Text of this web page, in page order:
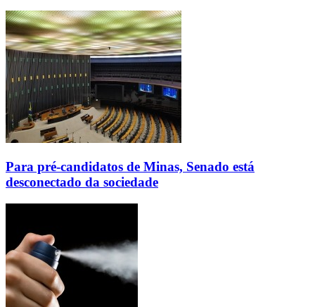
Para pré-candidatos de Minas, Senado está
desconectado da sociedade